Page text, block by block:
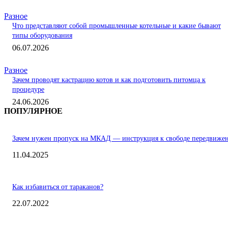
Разное
Что представляют собой промышленные котельные и какие бывают
типы оборудования
06.07.2026
Разное
Зачем проводят кастрацию котов и как подготовить питомца к
процедуре
24.06.2026
ПОПУЛЯРНОЕ
Зачем нужен пропуск на МКАД — инструкция к свободе
11.04.2025
Как избавиться от тараканов?
22.07.2022